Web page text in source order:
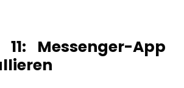
11: Messenger-App